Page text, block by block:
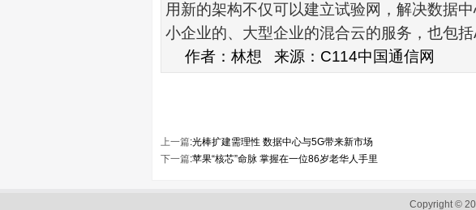
用新的架构不仅可以建立试验网，解决数据
小企业的、大型企业的混合云的服务，也包括
作者：林想
来源： C114中国通信网
上一篇:光棒扩建需理性 数据中心与5G带来新市场
下一篇:苹果“核芯”命脉 掌握在一位86岁老华人手里
Copyright ©